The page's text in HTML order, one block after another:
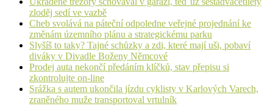
zloděj sedí ve vazbě
Cheb svolává na páteční odpoledne veřejné projednání ke
změnám územního plánu a strategickému parku
Slyšíš to taky? Tajné schůzky a zdi, které mají uši, pobaví
diváky v Divadle Boženy Němcové
Prodej auta nekončí předáním klíčků, stav přepisu si
zkontrolujte on-line
Srážka s autem ukončila jízdu cyklisty v Karlových Varech,
zraněného muže transportoval vrtulník